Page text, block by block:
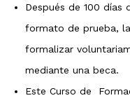
Después de 100 días
formato de prueba,
formalizar
mediante una beca.
Este Curso de